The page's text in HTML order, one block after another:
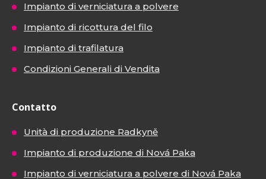
Impianto di verniciatura a polvere
Impianto di ricottura del filo
Impianto di trafilatura
Condizioni Generali di Vendita
Contatto
Unità di produzione Radkyně
Impianto di produzione di Nová Paka
Impianto di verniciatura a polvere di Nová Paka